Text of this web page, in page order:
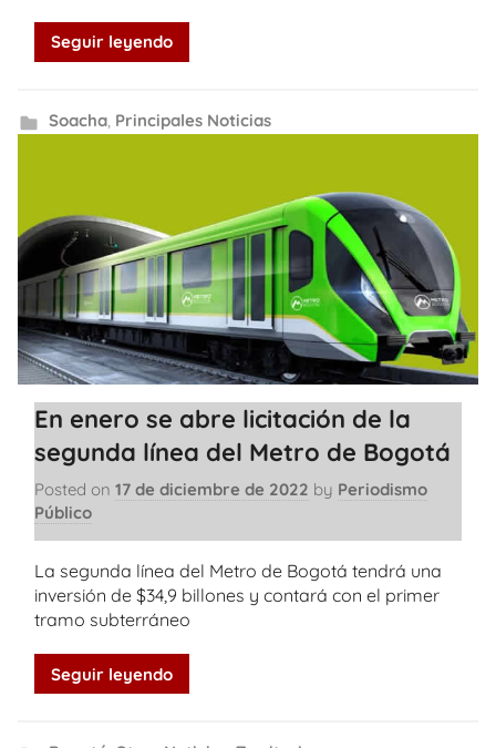
Seguir leyendo
Soacha, Principales Noticias
En enero se abre licitación de la
segunda línea del Metro de Bogotá
Posted on 17 de diciembre de 2022 by Periodismo
Público
La segunda línea del Metro de Bogotá tendrá una
inversión de $34,9 billones y contará con el primer
tramo subterráneo
Seguir leyendo